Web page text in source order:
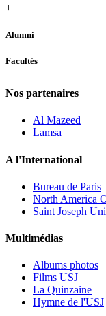
+
Alumni
Facultés
Nos partenaires
Al Mazeed
Lamsa
A l'International
Bureau de Paris
North America
Saint Joseph
Multimédias
Albums photos
Films USJ
La Quinzaine
Hymne de l'USJ